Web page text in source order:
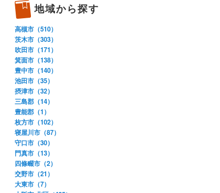
地域から探す
高槻市（510）
茨木市（303）
吹田市（171）
箕面市（138）
豊中市（140）
池田市（35）
摂津市（32）
三島郡（14）
豊能郡（1）
枚方市（102）
寝屋川市（87）
守口市（30）
門真市（13）
四條畷市（2）
交野市（21）
大東市（7）